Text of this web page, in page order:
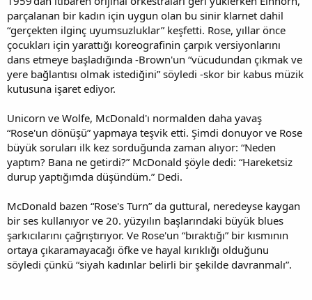
parçalanan bir kadın için uygun olan bu sinir klarnet dahil
“gerçekten ilginç uyumsuzluklar” keşfetti. Rose, yıllar önce
çocukları için yarattığı koreografinin çarpık versiyonlarını
dans etmeye başladığında -Brown'un “vücudundan çıkmak ve
yere bağlantısı olmak istediğini” söyledi -skor bir kabus müzik
kutusuna işaret ediyor.
Unicorn ve Wolfe, McDonald'ı normalden daha yavaş
“Rose'un dönüşü” yapmaya teşvik etti. Şimdi donuyor ve Rose
büyük soruları ilk kez sorduğunda zaman alıyor: “Neden
yaptım? Bana ne getirdi?” McDonald şöyle dedi: “Hareketsiz
durup yaptığımda düşündüm.” Dedi.
McDonald bazen “Rose's Turn” da guttural, neredeyse kaygan
bir ses kullanıyor ve 20. yüzyılın başlarındaki büyük blues
şarkıcılarını çağrıştırıyor. Ve Rose'un “bıraktığı” bir kısmının
ortaya çıkaramayacağı öfke ve hayal kırıklığı olduğunu
söyledi çünkü “siyah kadınlar belirli bir şekilde davranmalı”.